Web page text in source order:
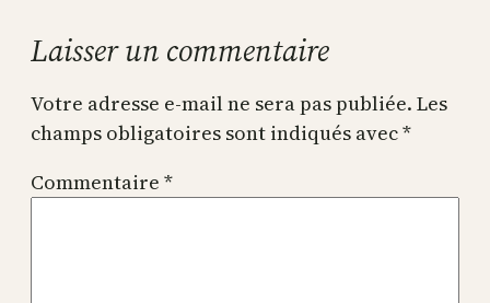
Laisser un commentaire
Votre adresse e-mail ne sera pas publiée. Les
champs obligatoires sont indiqués avec*
Commentaire *